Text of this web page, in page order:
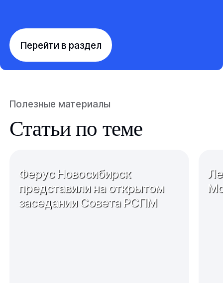
Перейти в раздел
Полезные материалы
Статьи по теме
Ферус Новосибирск
представили на открытом
заседании Совета РСПМ